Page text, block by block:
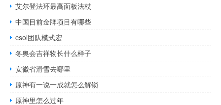
艾尔登法环最高面板法杖
中国目前金牌项目有哪些
csol团队模式宏
冬奥会吉祥物长什么样子
安徽省滑雪去哪里
原神有一说一成就怎么解锁
原神里怎么过年